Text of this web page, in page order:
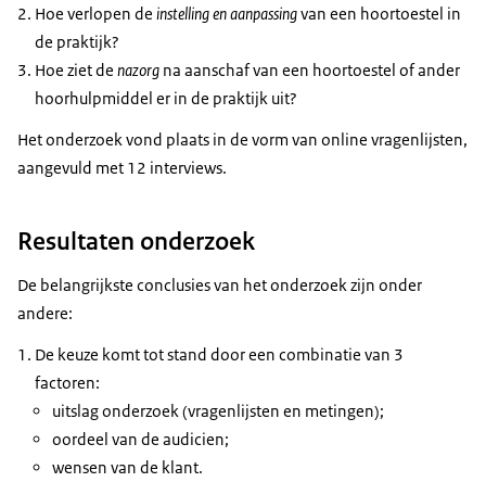
Hoe verlopen de instelling en aanpassingvan een hoortoestel in
de praktijk?
Hoe ziet de nazorg na aanschaf van een hoortoestel of ander
hoorhulpmiddel er in de praktijk uit?
Het onderzoek vond plaats in de vorm van online vragenlijsten,
aangevuld met 12 interviews.
Resultaten onderzoek
De belangrijkste conclusies van het onderzoek zijn onder
andere:
De keuze komt tot stand door een combinatie van 3
factoren:
uitslag onderzoek (vragenlijsten en metingen);
oordeel van de audicien;
wensen van de klant.